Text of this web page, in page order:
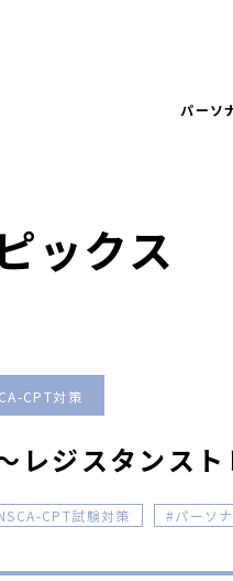
パーソ
ックス
CPT対策
レジスタンス
CPT試験対策 パーソ